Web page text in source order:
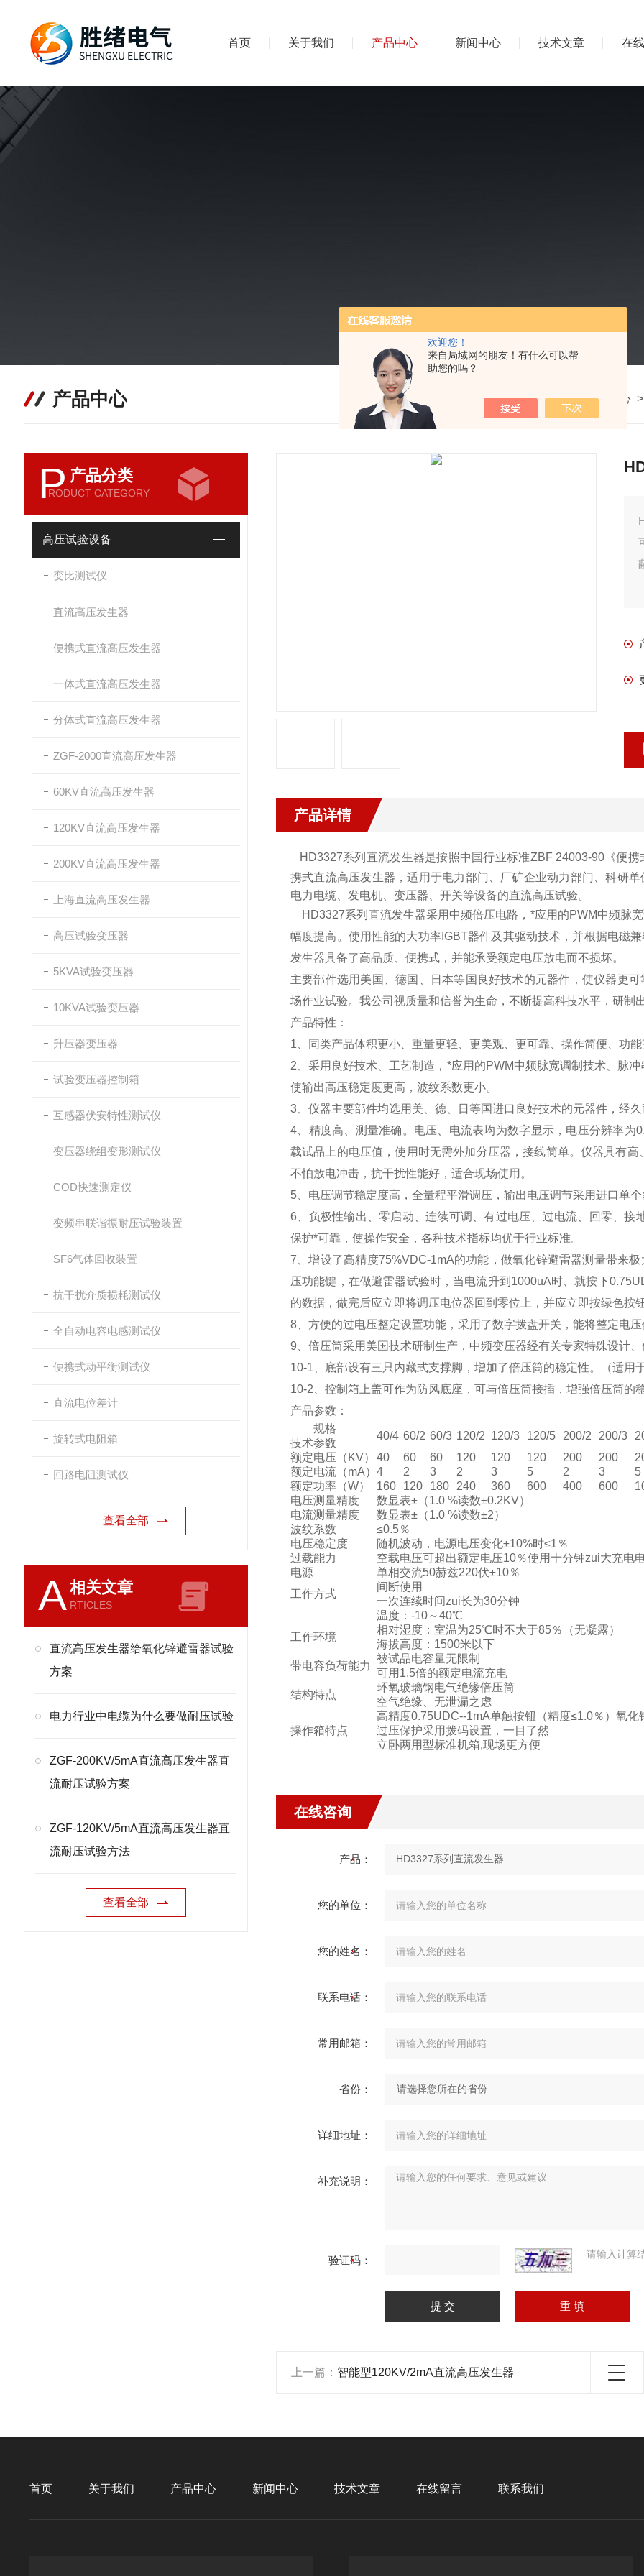
欢迎您！
来自局域网的朋友！有什么可以帮
助您的吗？
首页 关于我们 产品中心 新闻中心 技术文章 在
产品中心 我的位置： 首页>产品中心 >
P 产品分类
RODUCT CATEGORY
高压试验设备
变比测试仪
直流高压发生器
便携式直流高压发生器
一体式直流高压发生器
分体式直流高压发生器
ZGF-2000直流高压发生器
60KV直流高压发生器
120KV直流高压发生器
200KV直流高压发生器
上海直流高压发生器
高压试验变压器
5KVA试验变压器
10KVA试验变压器
升压器变压器
试验变压器控制箱
互感器伏安特性测试仪
变压器绕组变形测试仪
COD快速测定仪
变频串联谐振耐压试验装置
SF6气体回收装置
抗干扰介质损耗测试仪
全自动电容电感测试仪
便携式动平衡测试仪
直流电位差计
旋转式电阻箱
回路电阻测试仪
查看全部
A相关文章
RTICLES
直流高压发生器给氧化锌避雷器试验
方案
电力行业中电缆为什么要做耐压试验
ZGF-200KV/5mA直流高压发生器直
流耐压试验方案
ZGF-120KV/5mA直流高压发生器直
流耐压试验方法
查看全部
产品详情
HD3327系列直流发生器是按照中国行业标准ZBF 24003-90《便
携式直流高压发生器，适用于电力部门、厂矿企业动力部门、科研
电力电缆、发电机、变压器、开关等设备的直流高压试验。
HD3327系列直流发生器采用中频倍压电路，*应用的PWM中频脉
幅度提高。使用性能的大功率IGBT器件及其驱动技术，并根据电磁
发生器具备了高品质、便携式，并能承受额定电压放电而不损坏。
主要部件选用美国、德国、日本等国良好技术的元器件，使仪器更
场作业试验。我公司视质量和信誉为生命，不断提高科技水平，研制
产品特性：
1、同类产品体积更小、重量更轻、更美观、更可靠、操作简
2、采用良好技术、工艺制造，*应用的PWM中频脉宽调制技术、脉
使输出高压稳定度更高，波纹系数更小。
3、仪器主要部件均选用美、德、日等国进口良好技术的元器
4、精度高、测量准确。电压、电流表均为数字显示，电压分辨率
载试品上的电压值，使用时无需外加分压器，接线简单。仪器具有
不怕放电冲击，抗干扰性能好，适合现场使用。
5、电压调节稳定度高，全量程平滑调压，输出电压调节采用进口单
6、负极性输出、零启动、连续可调、有过电压、过电流、回零、接
保护*可靠，使操作安全，各种技术指标均优于行业标准。
7、增设了高精度75%VDC-1mA的功能，做氧化锌避雷器测量带来
压功能键，在做避雷器试验时，当电流升到1000uA时、就按下
的数据，做完后应立即将调压电位器回到零位上，并应立即按绿色按
8、方便的过电压整定设置功能，采用了数字拨盘开关，能将整定电
9、倍压筒采用美国技术研制生产，中频变压器经有关专家特殊设计
10-1、底部设有三只内藏式支撑脚，增加了倍压筒的稳定性。（适用
10-2、控制箱上盖可作为防风底座，可与倍压筒接插，增强倍压筒的稳
产品参数：
规格
技术参数
40/4 60/2 60/3 120/2 120/3 120/5 200/2 200/3
额定电压（KV）
40 60 60 120 120 120 200 200
额定电流（mA） 4 2 3 2 3 5 2 3 5
额定功率（W）
160 120 180 240 360 600 400 600
电压测量精度
数显表±（1.0 %读数±0.2KV）
电流测量精度
数显表±（1.0 %读数±2）
波纹系数
≤0.5％
电压稳定度
随机波动，电源电压变化±10%时≤1％
过载能力
空载电压可超出额定电压10％使用十分钟zui大充电
电源
单相交流50赫兹220伏±10％
工作方式
间断使用
一次连续时间zui长为30分钟
工作环境
温度：-10～40℃
相对湿度：室温为25℃时不大于85％（无凝露）
海拔高度：1500米以下
带电容负荷能力
被试品电容量无限制
可用1.5倍的额定电流充电
结构特点
环氧玻璃钢电气绝缘倍压筒
空气绝缘、无泄漏之虑
操作箱特点
高精度0.75UDC--1mA单触按钮（精度≤1.0％）氧化
过压保护采用拨码设置，一目了然
立卧两用型标准机箱,现场更方便
在线咨询
产品：
您的单位：
您的姓名：
联系电话：
常用邮箱：
省份：
详细地址：
补充说明：
验证码： 请输入计算
上一篇： 智能型120KV/2mA直流高压发生器
首页 关于我们 产品中心 新闻中心 技术文章 在线留言 联系我们